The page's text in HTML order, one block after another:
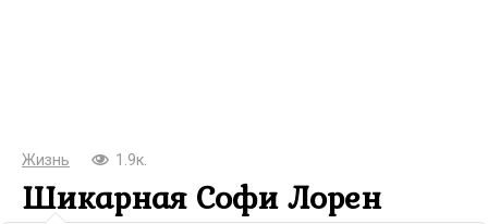
Жизнь 1.9к.
Шикарная Софи Лорен